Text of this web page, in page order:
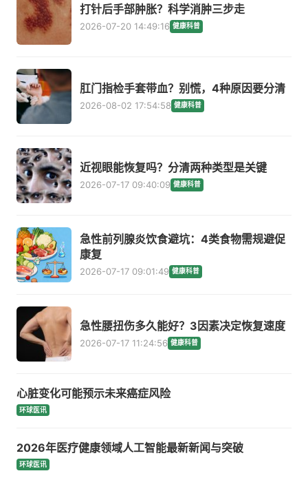
打针后手部肿胀？科学消肿三步走
2026-07-20 14:49:16 健康科普
肛门指检手套带血？别慌，4种原因要分清
2026-08-02 17:54:58 健康科普
近视眼能恢复吗？分清两种类型是关键
2026-07-17 09:40:09 健康科普
急性前列腺炎饮食避坑：4类食物需规避促
康复
2026-07-17 09:01:49 健康科普
急性腰扭伤多久能好？3因素决定恢复速度
2026-07-17 11:24:56 健康科普
心脏变化可能预示未来癌症风险
环球医讯
2026年医疗健康领域人工智能最新新闻与突破
环球医讯